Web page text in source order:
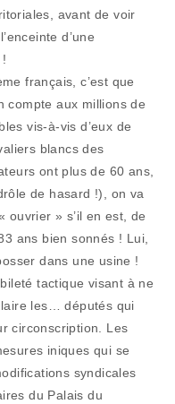
avant de voir
d’une
français, c’est que
compte aux millions de
vis-à-vis d’eux de
blancs des
ont plus de 60 ans,
de hasard !), on va
ouvrier » s’il en est, de
ans bien sonnés ! Lui,
dans une usine !
tactique visant à ne
les… députés qui
circonscription. Les
iniques qui se
syndicales
du Palais du